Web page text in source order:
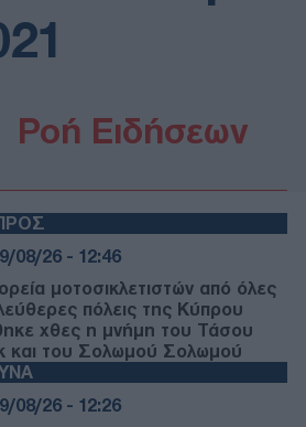
Ροή Ειδήσεων
08/26 - 12:46
μοτοσικλετιστών από όλες
πόλεις της Κύπρου
χθες η μνήμη του Τάσου
και του Σολωμού Σολωμού
08/26 - 12:26